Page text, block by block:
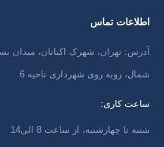
اطلاعات تماس
آدرس: تهران، شهرک اکباتان، میدان
شمال، روبه روی شهرداری ناحیه 6
ساعت کاری:
شنبه تا چهارشنبه، از ساعت 8 الی14